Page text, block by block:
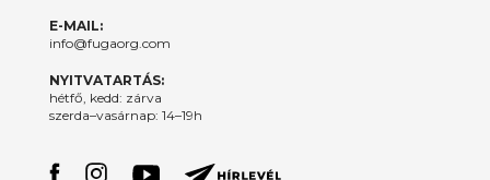
E-MAIL:
info@fugaorg.com
NYITVATARTÁS:
hétfő, kedd: zárva
szerda–vasárnap: 14–19h